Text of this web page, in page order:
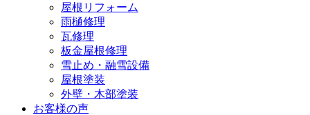
屋根リフォーム
雨樋修理
瓦修理
板金屋根修理
雪止め・融雪設備
屋根塗装
外壁・木部塗装
お客様の声